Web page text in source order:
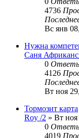
4736
Вс янв
Нужна
Саня
0
4126
Вт ноя
Тормозит карта
Roy /2 » Вт
0
4019